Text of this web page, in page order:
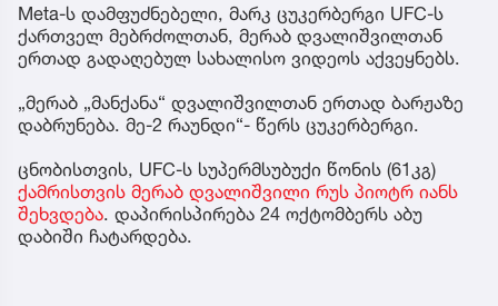
Meta-ს დამფუძნებელი, მარკ ცუკერბერგი UFC-ს
ქართველ მებრძოლთან, მერაბ დვალიშვილთან
ერთად გადაღებულ სახალისო ვიდეოს აქვეყნებს.
„მერაბ „მანქანა“ დვალიშვილთან ერთად ბარჟაზე
დაბრუნება. მე-2 რაუნდი“- წერს ცუკერბერგი.
ცნობისთვის, UFC-ს სუპერმსუბუქი წონის (61კგ)
ქამრისთვის მერაბ დვალიშვილი რუს პიოტრ იანს
შეხვდება. დაპირისპირება 24 ოქტომბერს აბუ
დაბიში ჩატარდება.